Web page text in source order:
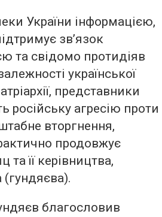
України інформацією,
звʼязок
та свідомо протидіяв
української
представники
російську агресію проти
вторгнення,
продовжує
та її керівництва,
(гундяєва).
благословив